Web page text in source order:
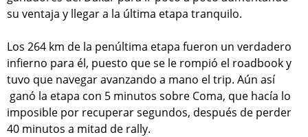
su ventaja y llegar a la última etapa tranquilo.
Los 264 km de la penúltima etapa fueron un verdadero
infierno para él, puesto que se le rompió el roadbook y
tuvo que navegar avanzando a mano el trip. Aún así
ganó la etapa con 5 minutos sobre Coma, que hacía lo
imposible por recuperar segundos, después de perder
40 minutos a mitad de rally.